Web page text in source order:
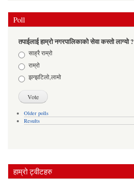
Poll
तपाईलाई हाम्रो नगरपालिकाको सेवा कस्तो लाग्यो ?
Choicesसाह्रै राम्रो
राम्रो
झन्झटिलो,लामो
Older polls
Results
हाम्रो ट्वीटहरु